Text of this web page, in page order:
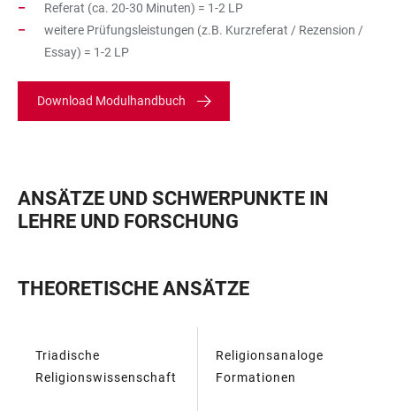
Referat (ca. 20-30 Minuten) = 1-2 LP
weitere Prüfungsleistungen (z.B. Kurzreferat / Rezension /
Essay) = 1-2 LP
Download Modulhandbuch
ANSÄTZE UND SCHWERPUNKTE IN
LEHRE UND FORSCHUNG
THEORETISCHE ANSÄTZE
TABELLE
Triadische
Religionswissenschaft
Religionsanaloge
Formationen